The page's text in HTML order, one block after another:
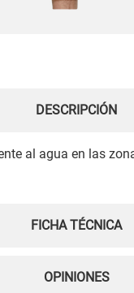
DESCRIPCIÓN
al agua en las
FICHA TÉCNICA
OPINIONES